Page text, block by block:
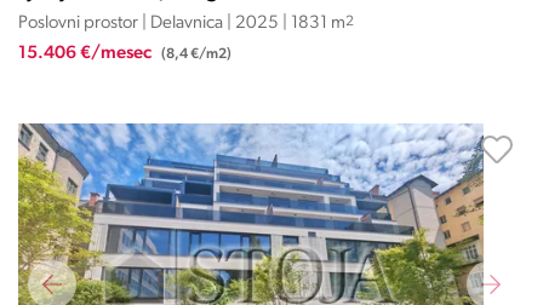
Poslovni prostor | Delavnica | 2025 | 1831 m2
15.406 €/mesec (8,4 €/m2)